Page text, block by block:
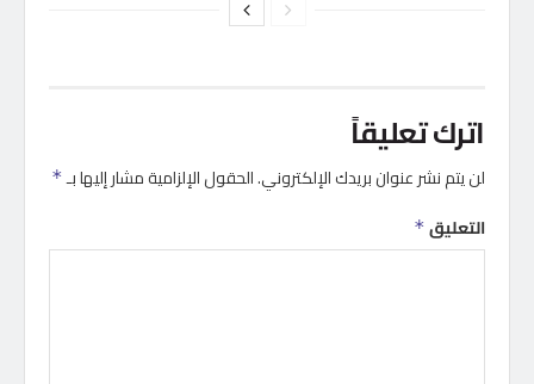
اترك تعليقاً
لن يتم نشر عنوان بريدك الإلكتروني.الحقول الإلزامية مشار إليها بـ *
التعليق *